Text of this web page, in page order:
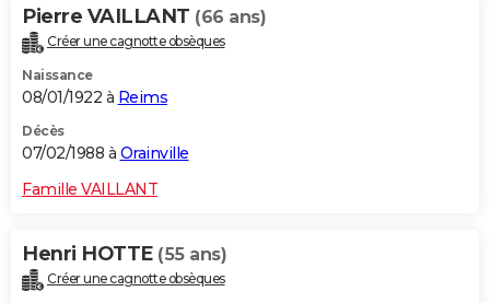
Pierre VAILLANT (66 ans)
Créer une cagnotte obsèques
Naissance
08/01/1922 à Reims
Décès
07/02/1988 à Orainville
Famille VAILLANT
Henri HOTTE (55 ans)
Créer une cagnotte obsèques